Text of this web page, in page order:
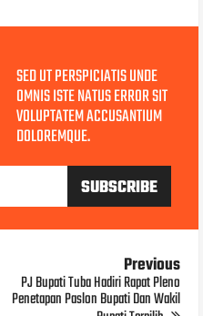
SED UT PERSPICIATIS UNDE
OMNIS ISTE NATUS ERROR SIT
VOLUPTATEM ACCUSANTIUM
DOLOREMQUE.
Previous
PJ Bupati Tuba Hadiri Rapat Pleno
Penetapan Paslon Bupati Dan Wakil